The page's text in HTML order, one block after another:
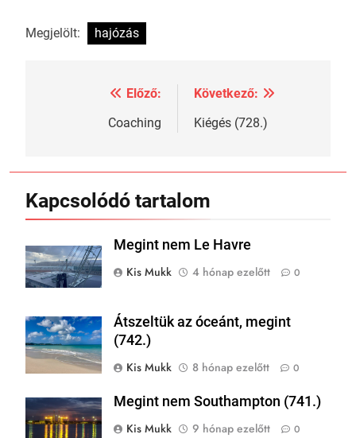
Megjelölt: hajózás
Bejegyzés
navigáció
Előző:
Coaching
Következő:
Kiégés (728.)
Kapcsolódó tartalom
Megint nem Le Havre
Kis Mukk
4 hónap ezelőtt 0
Átszeltük az óceánt, megint
(742.)
Kis Mukk
8 hónap ezelőtt 0
Megint nem Southampton (741.)
Kis Mukk
9 hónap ezelőtt 0